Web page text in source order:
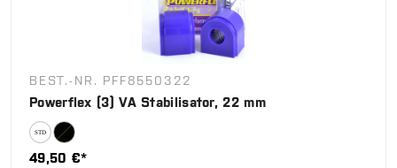
BEST.-NR. PFF8550322
Powerflex (3) VA Stabilisator, 22 mm
49,50 €*